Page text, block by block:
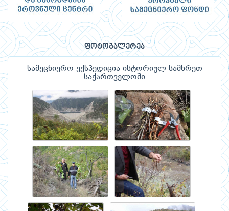
ფოტოგალერეა
სამეცნიერო ექსპედიცია ისტორიულ სამხრეთ
საქართველოში